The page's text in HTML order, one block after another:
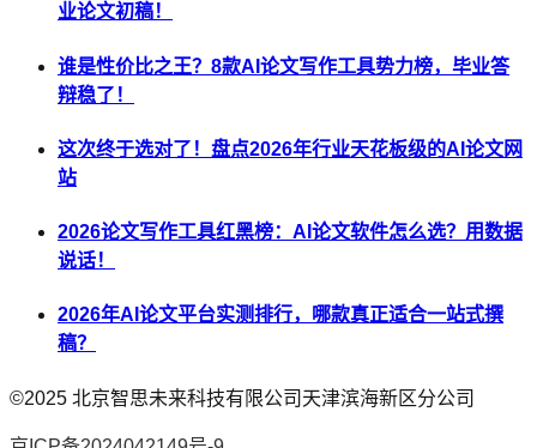
业论文初稿！
谁是性价比之王？8款AI论文写作工具势力榜，毕业答
辩稳了！
这次终于选对了！盘点2026年行业天花板级的AI论文网
站
2026论文写作工具红黑榜：AI论文软件怎么选？用数据
说话！
2026年AI论文平台实测排行，哪款真正适合一站式撰
稿？
©2025 北京智思未来科技有限公司天津滨海新区分公司